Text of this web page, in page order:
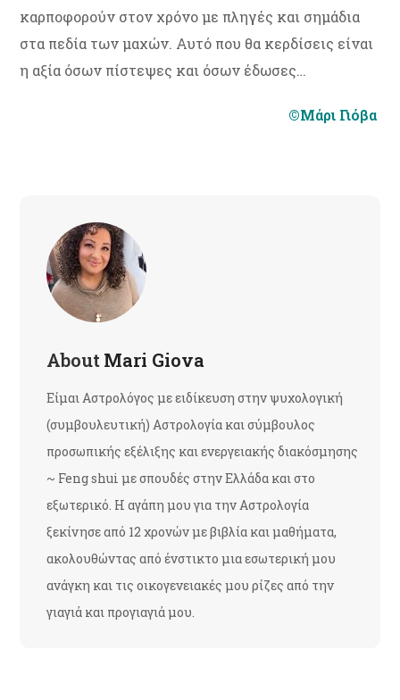
καρποφορούν στον χρόνο με πληγές και σημάδια
στα πεδία των μαχών. Αυτό που θα κερδίσεις είναι
η αξία όσων πίστεψες και όσων έδωσες…
©Μάρι Γιόβα
AboutMari Giova
Είμαι Αστρολόγος με ειδίκευση στην ψυχολογική
(συμβουλευτική) Αστρολογία και σύμβουλος
προσωπικής εξέλιξης και ενεργειακής διακόσμησης
~ Feng shui με σπουδές στην Ελλάδα και στο
εξωτερικό. Η αγάπη μου για την Αστρολογία
ξεκίνησε από 12 χρονών με βιβλία και μαθήματα,
ακολουθώντας από ένστικτο μια εσωτερική μου
ανάγκη και τις οικογενειακές μου ρίζες από την
γιαγιά και προγιαγιά μου.